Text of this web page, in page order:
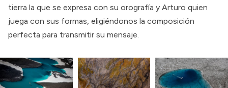
tierra la que se expresa con su orografía y Arturo quien
juega con sus formas, eligiéndonos la composición
perfecta para transmitir su mensaje.